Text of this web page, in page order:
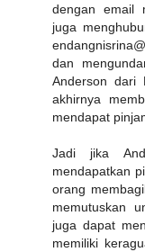
dengan email
juga
dan
Anderson dari
akhirnya
mendapat
Jadi jika
mendapatkan
orang
memutuskan
juga dapat
memiliki